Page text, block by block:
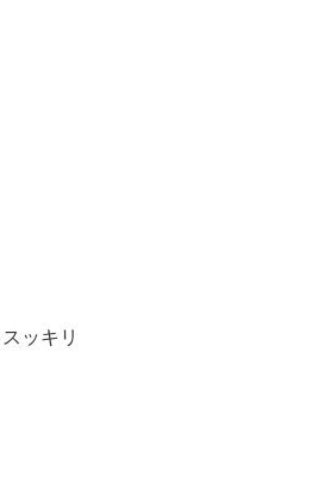
スッキリ